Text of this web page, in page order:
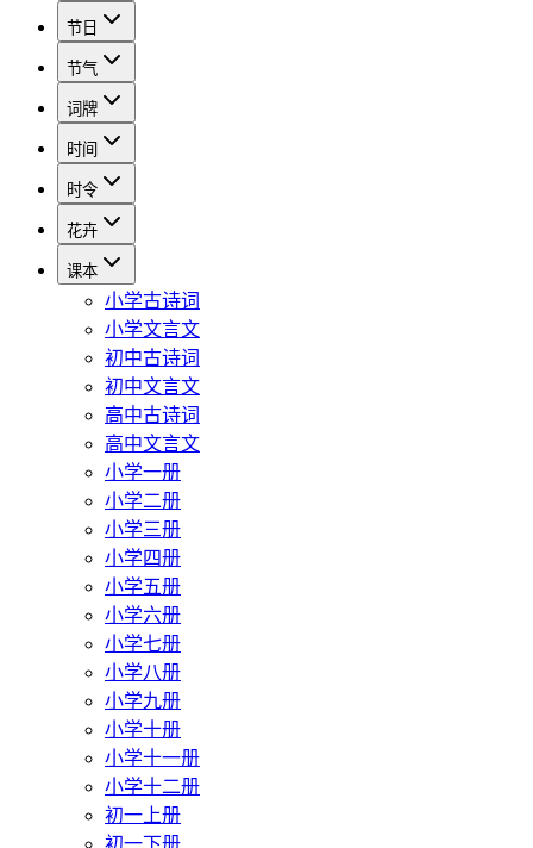
节日
节气
词牌
时间
时令
花卉
课本
小学古诗词
小学文言文
初中古诗词
初中文言文
高中古诗词
高中文言文
小学一册
小学二册
小学三册
小学四册
小学五册
小学六册
小学七册
小学八册
小学九册
小学十册
小学十一册
小学十二册
初一上册
初一下册